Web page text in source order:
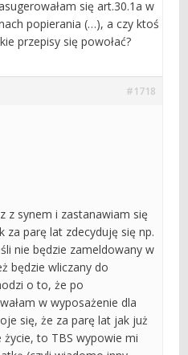
się art.30.1a w
popierania (…), a czy ktoś
przepisy się powołać?
#1718
z synem i zastanawiam się
za parę lat zdecyduję się np.
nie będzie zameldowany w
będzie wliczany do
o to, że po
w wyposażenie dla
się, że za parę lat jak już
życie, to TBS wypowie mi